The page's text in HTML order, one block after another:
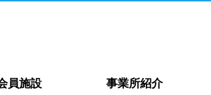
員施設 事業所紹介